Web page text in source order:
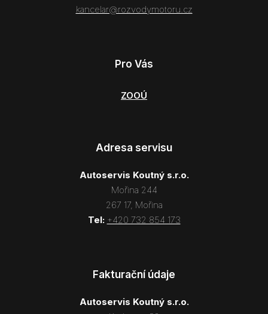
kancelar@rozvodymotoru.cz
Pro Vás
ZOOÚ
Adresa servisu
Autoservis Koutný s.r.o.
Mořina 244
267 17, Mořina
Tel: +420 732 854 173
Fakturační údaje
Autoservis Koutný s.r.o.